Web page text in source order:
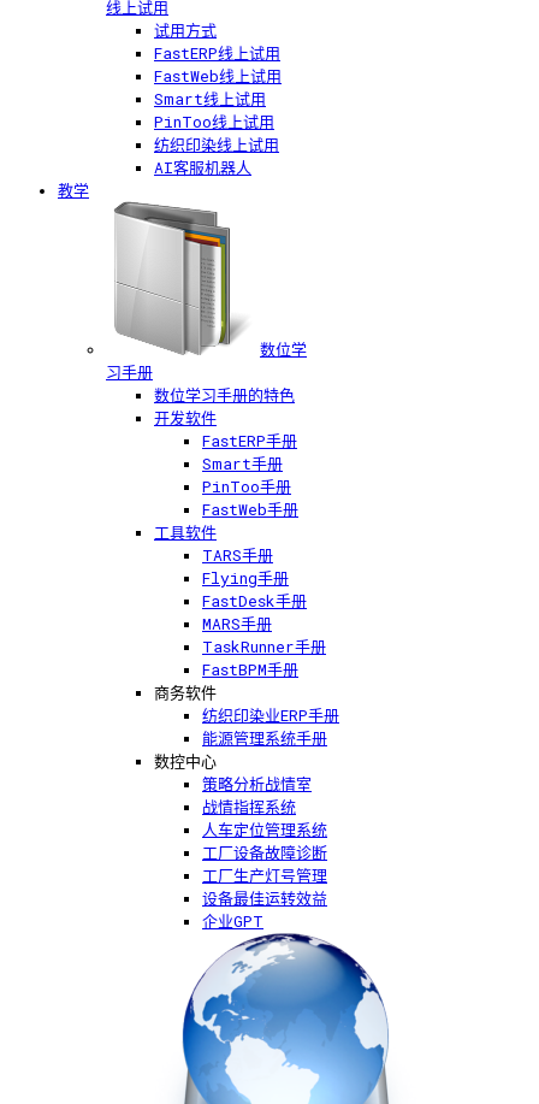
线上试用
试用方式
FastERP线上试用
FastWeb线上试用
Smart线上试用
PinToo线上试用
纺织印染线上试用
AI客服机器人
教学
数位学
习手册
数位学习手册的特色
开发软件
FastERP手册
Smart手册
PinToo手册
FastWeb手册
工具软件
TARS手册
Flying手册
FastDesk手册
MARS手册
TaskRunner手册
FastBPM手册
商务软件
纺织印染业ERP手册
能源管理系统手册
数控中心
策略分析战情室
战情指挥系统
人车定位管理系统
工厂设备故障诊断
工厂生产灯号管理
设备最佳运转效益
企业GPT